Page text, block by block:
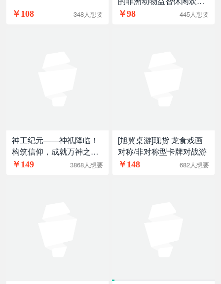
￥108 348人想要
游戏
￥98 445人想要
神工纪元——神祇降临！
构筑信仰，成就万神之
巅！
￥149 3868人想要
[旭翼桌游]现货 龙食戏画
对称/非对称型卡牌对战游
￥148 682人想要